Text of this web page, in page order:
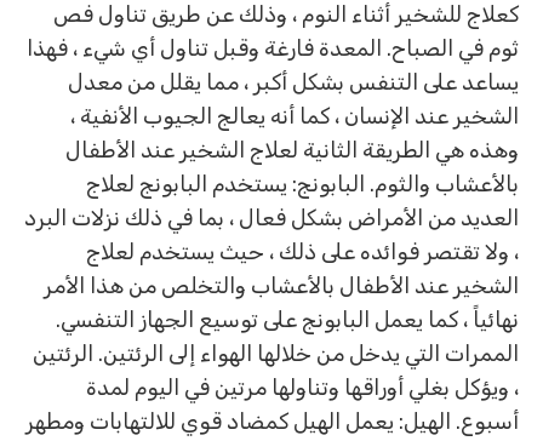
كعلاج للشخير أثناء النوم ، وذلك عن طريق تناول فص
ثوم في الصباح. المعدة فارغة وقبل تناول أي شيء ، فهذا
يساعد على التنفس بشكل أكبر ، مما يقلل من معدل
الشخير عند الإنسان ، كما أنه يعالج الجيوب الأنفية ،
وهذه هي الطريقة الثانية لعلاج الشخير عند الأطفال
بالأعشاب والثوم. البابونج: يستخدم البابونج لعلاج
العديد من الأمراض بشكل فعال ، بما في ذلك نزلات البرد
، ولا تقتصر فوائده على ذلك ، حيث يستخدم لعلاج
الشخير عند الأطفال بالأعشاب والتخلص من هذا الأمر
نهائياً ، كما يعمل البابونج على توسيع الجهاز التنفسي.
الممرات التي يدخل من خلالها الهواء إلى الرئتين. الرئتين
، ويؤكل بغلي أوراقها وتناولها مرتين في اليوم لمدة
أسبوع. الهيل: يعمل الهيل كمضاد قوي للالتهابات ومطهر